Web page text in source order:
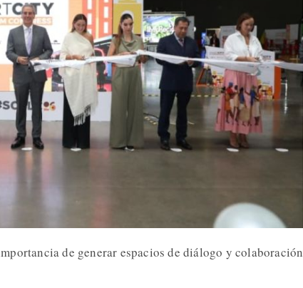
de generar espacios de diálogo y colaboración